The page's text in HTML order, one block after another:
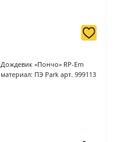
Дождевик «Пончо» RP-Em
материал: ПЭ Park арт. 999113